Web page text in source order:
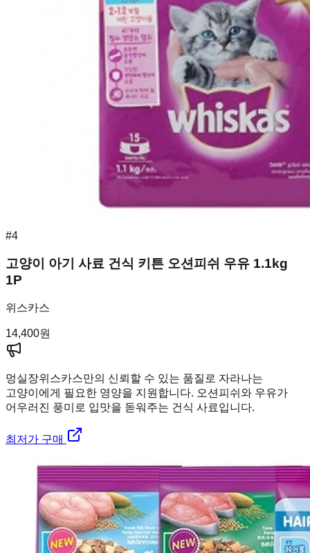
#4
고양이 아기 사료 건식 키튼 오션피쉬 우유 1.1kg
1P
위스카스
14,400원
멍실장위스카스만의 신뢰할 수 있는 품질로 자라나는
고양이에게 필요한 영양을 지원합니다. 오션피쉬와 우유가
어우러진 풍미로 입맛을 돋워주는 건식 사료입니다.
최저가 구매